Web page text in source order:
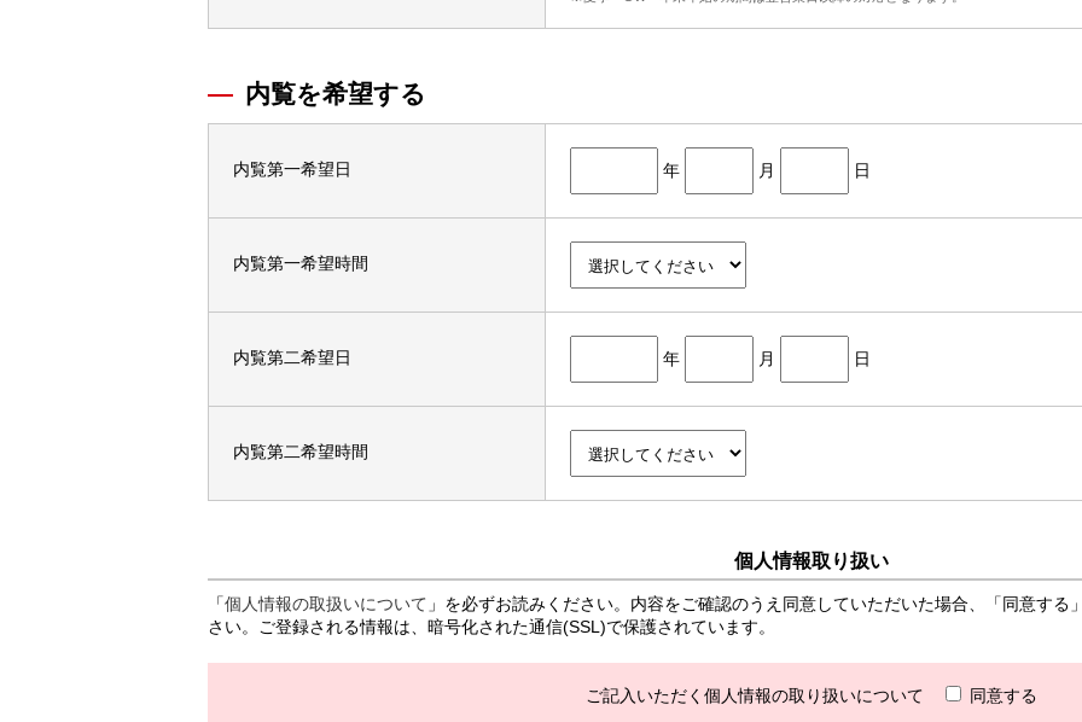
内覧を希望する
内覧第一希望日 年 月 日
内覧第一希望時間
内覧第二希望日 年 月 日
内覧第二希望時間
個人情報取り扱い
「個人情報の取扱いについて 」を必ずお読みください。内容をご確認のうえ同意していただいた場合、「同意す
さい。ご登録される情報は、暗号化された通信(SSL)で保護されています。
ご記入いただく個人情報の取り扱いについて 同意する